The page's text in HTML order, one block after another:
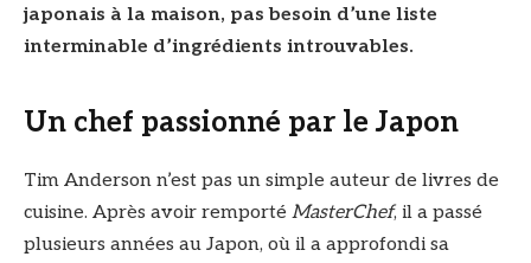
japonais à la maison, pas besoin d’une liste
interminable d’ingrédients introuvables.
Un chef passionné par le Japon
Tim Anderson n’est pas un simple auteur de livres de
cuisine. Après avoir remporté MasterChef, il a passé
plusieurs années au Japon, où il a approfondi sa